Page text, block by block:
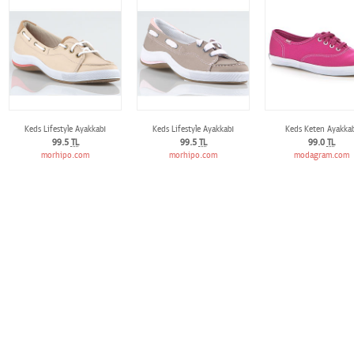
Keds Lifestyle Ayakkabı
99.5 TL
morhipo.com
Keds Lifestyle Ayakkabı
99.5 TL
morhipo.com
Keds Keten
99.0 TL
modagram.com